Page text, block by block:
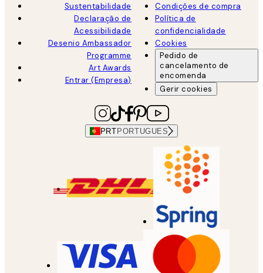
Sustentabilidade
Declaração de
Acessibilidade
Desenio Ambassador
Programme
Art Awards
Entrar (Empresa)
Condições de compra
Política de
confidencialidade
Cookies
Pedido de
cancelamento de
encomenda
Gerir cookies
PRT PORTUGUES